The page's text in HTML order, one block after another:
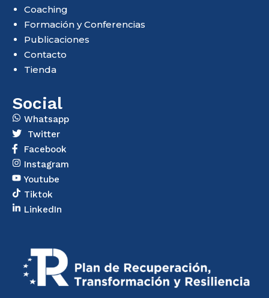
Coaching
Formación y Conferencias
Publicaciones
Contacto
Tienda
Social
Whatsapp
Twitter
Facebook
Instagram
Youtube
Tiktok
LinkedIn